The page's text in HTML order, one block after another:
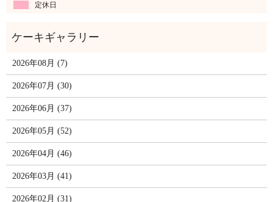
定休日
2026年08月 (7)
2026年07月 (30)
2026年06月 (37)
2026年05月 (52)
2026年04月 (46)
2026年03月 (41)
2026年02月 (31)